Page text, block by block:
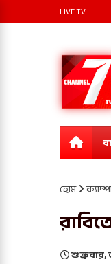
LIVE TV
হোম